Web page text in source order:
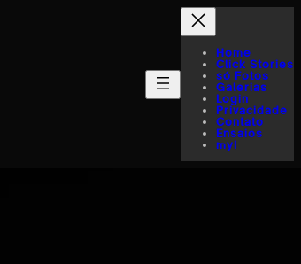
Home
Click Stories
só Fotos
Galerias
Login
Privacidade
Contato
Ensaios
myI